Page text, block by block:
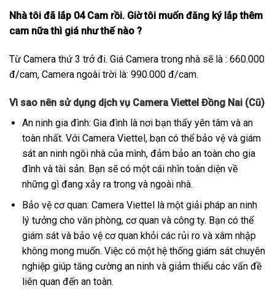
Nhà tôi đã lắp 04 Cam rồi. Giờ tôi muốn đăng ký lắp thêm
cam nữa thì giá như thế nào ?
Từ Camera thứ 3 trở đi. Giá Camera trong nhà sẽ là : 660.000
đ/cam, Camera ngoài trời là: 990.000 đ/cam.
Vì sao nên sử dụng dịch vụ Camera Viettel Đồng Nai (Cũ)
An ninh gia đình: Gia đình là nơi bạn thấy yên tâm và an
toàn nhất. Với Camera Viettel, bạn có thể bảo vệ và giám
sát an ninh ngôi nhà của mình, đảm bảo an toàn cho gia
đình và tài sản. Bạn sẽ có một cái nhìn toàn diện về
những gì đang xảy ra trong và ngoài nhà.
Bảo vệ cơ quan: Camera Viettel là một giải pháp an ninh
lý tưởng cho văn phòng, cơ quan và công ty. Bạn có thể
giám sát và bảo vệ cơ quan khỏi các rủi ro và xâm nhập
không mong muốn. Việc có một hệ thống giám sát chuyên
nghiệp giúp tăng cường an ninh và giảm thiểu các vấn đề
liên quan đến an toàn.